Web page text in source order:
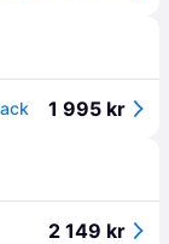
1 995 kr
2 149 kr